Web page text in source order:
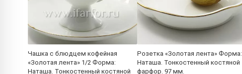
Чашка с блюдцем кофейная
«Золотая лента» 1/2 Форма:
Наташа. Тонкостенный костяной
Розетка «Золотая лента» Форма:
Наташа. Тонкостенный костяной
фарфор. 97 мм.